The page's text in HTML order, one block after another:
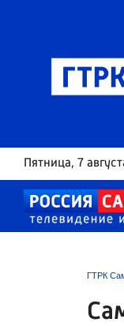
Пятница, 7
ГТРК